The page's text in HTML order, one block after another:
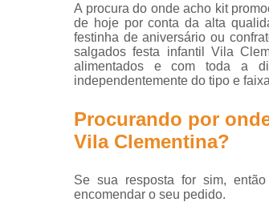
A procura do onde acho kit
de hoje por conta da alta
festinha de aniversário ou
salgados festa infantil Vila
alimentados e com toda a
independentemente do tipo e
Procurando por
Vila Clementina?
Se sua resposta for sim,
encomendar o seu pedido.